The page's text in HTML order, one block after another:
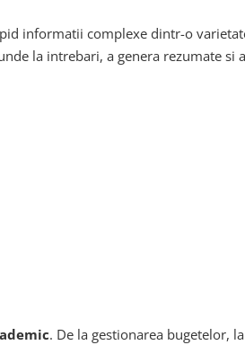
informatii complexe dintr-o
la intrebari, a genera rezumate
. De la gestionarea bugetelor,